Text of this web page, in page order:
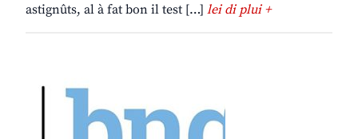
astignûts, al à fat bon il test […] lei di plui +